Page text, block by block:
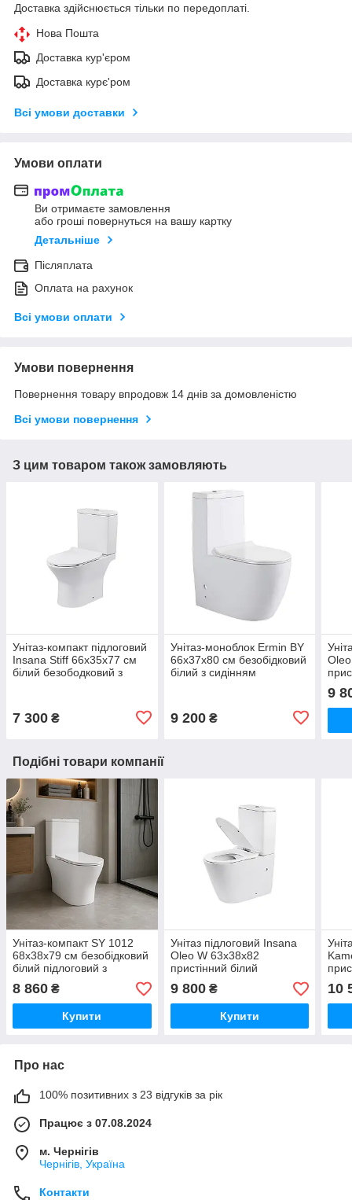
Доставка здійснюється тільки по передоплаті.
Нова Пошта
Доставка кур'єром
Доставка курє'ром
Всі умови доставки
Умови оплати
Ви отримаєте замовлення
або гроші повернуться на вашу картку
Детальніше
Післяплата
Оплата на рахунок
Всі умови оплати
Умови повернення
Повернення товару впродовж 14 днів за домовленістю
Всі умови повернення
З цим товаром також замовляють
Унітаз-компакт підлоговий
Insana Stiff 66х35х77 см
білий безободковий з
7 300 ₴
Унітаз-моноблок Ermin BY
66x37x80 см безобідковий
білий з сидінням
9 200₴
9
Подібні товари компанії
Унітаз-компакт SY 1012
68х38х79 см безобідковий
білий підлоговий з
сидінням мікроліфт
8 860 ₴
Купити
Унітаз підлоговий Insana
Oleo W 63х38х82
пристінний білий
безободковий з
швидкознімним сидінням
мікроліфт
9 800₴
Купити
10
Про нас
100% позитивних з 23 відгуків за рік
Працює з 07.08.2024
м. Чернігів
Чернігів, Україна
Контакти